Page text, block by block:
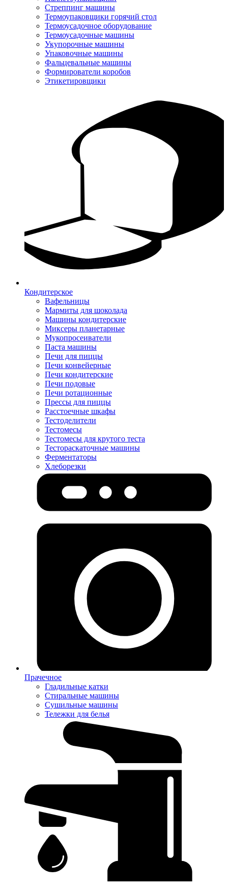
Стреппинг машины
Термоупаковщики горячий стол
Термоусадочное оборудование
Термоусадочные машины
Укупорочные машины
Упаковочные машины
Фальцевальные машины
Формирователи коробов
Этикетировщики
Кондитерское
Вафельницы
Мармиты для шоколада
Машины кондитерские
Миксеры планетарные
Мукопросеиватели
Паста машины
Печи для пиццы
Печи конвейерные
Печи кондитерские
Печи подовые
Печи ротационные
Прессы для пиццы
Расстоечные шкафы
Тестоделители
Тестомесы
Тестомесы для крутого теста
Тестораскаточные машины
Ферментаторы
Хлеборезки
Прачечное
Гладильные катки
Стиральные машины
Сушильные машины
Тележки для белья